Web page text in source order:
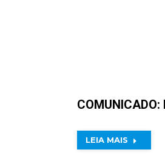
COMUNICADO:
LEIA MAIS